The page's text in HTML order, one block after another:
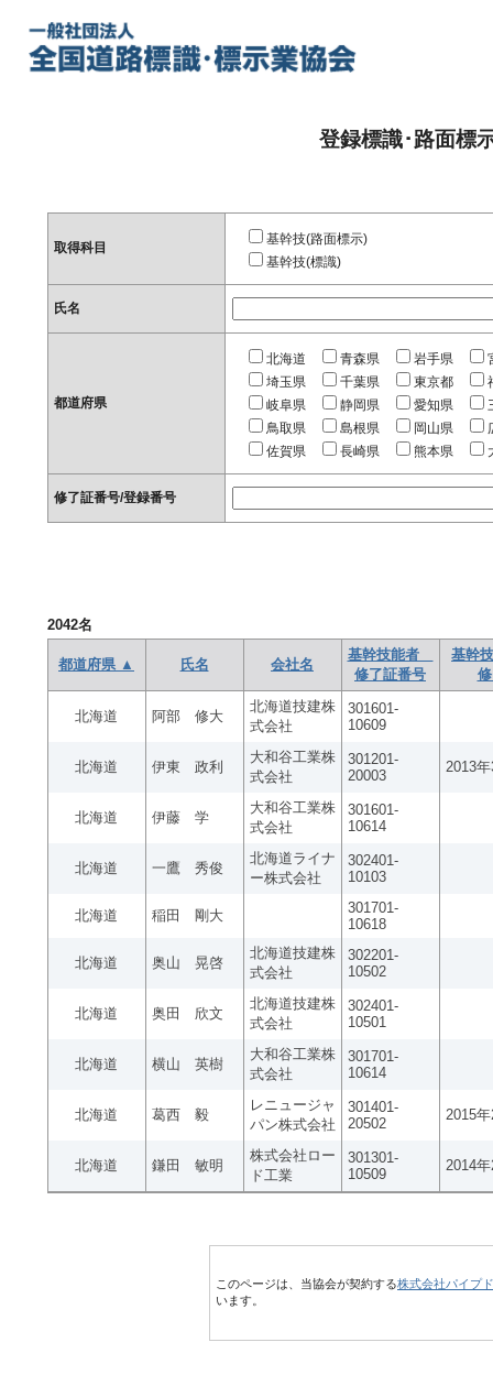
登録標識･路面標
取得科目
基幹技(路面標示)
基幹技(標識)
氏名
都道府県
北海道 青森県 岩手県
埼玉県
千葉県 東京都
岐阜県
静岡県 愛知県
鳥取県
島根県 岡山県
佐賀県
長崎県 熊本県
修了証番号/登録番号
2042名
都道府県 ▲ 氏名 会社名
基幹技能者
修了証番号
基幹
北海道 阿部 修大
北海道技建株
式会社
301601-
10609
北海道 伊東 政利
大和谷工業株
式会社
301201-
20003
2013
北海道 伊藤 学
大和谷工業株
式会社
301601-
10614
北海道 一鷹 秀俊
北海道ライナ
ー株式会社
302401-
10103
北海道 稲田 剛大
301701-
10618
北海道 奥山 晃啓
北海道技建株
式会社
302201-
10502
北海道 奥田 欣文
北海道技建株
式会社
302401-
10501
北海道 横山 英樹
大和谷工業株
式会社
301701-
10614
北海道 葛西 毅
レニュージャ
パン株式会社
301401-
20502
2015
北海道 鎌田 敏明
株式会社ロー
ド工業
301301-
10509
2014
このページは、当協会が契約する株式会社パイプ
います。